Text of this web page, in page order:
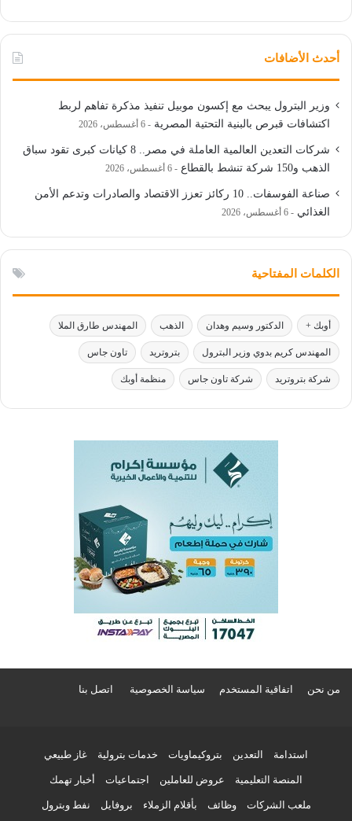
أحدث الأضافات
وزير البترول يبحث مع إكسون موبيل تنفيذ مذكرة تفاهم لربط
اكتشافات قبرص بالبنية التحتية المصرية
6 أغسطس، 2026
شركات التعدين العالمية العاملة في مصر.. 8 كيانات كبرى تقود سباق
الذهب و150 شركة تنشط بالقطاع
6 أغسطس، 2026
صناعة الفوسفات.. 10 ركائز تعزز الاقتصاد والصادرات وتدعم الأمن
الغذائي
6 أغسطس، 2026
الكلمات المفتاحية
أوبك + الدكتور وسيم وهدان الذهب المهندس طارق الملا
المهندس كريم بدوي وزير البترول بتروتريد تاون جاس
شركة بتروتريد شركة تاون جاس منظمة أوبك
من نحن اتفاقية المستخدم سياسة الخصوصية اتصل بنا
استدامة التعدين بتروكيماويات خدمات بترولية غاز طبيعي
المنصة التعليمية عروض للعاملين اجتماعيات أخبار تهمك
ملعب الشركات وظائف بأقلام الزملاء بروفايل نفط وبترول